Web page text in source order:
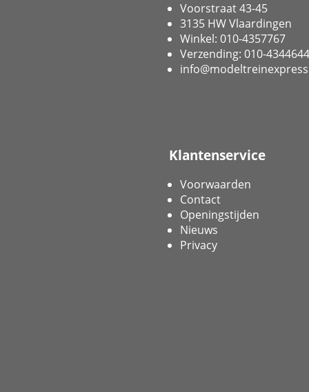
Voorstraat 43-45
3135 HW Vlaardingen
Winkel: 010-4357767
Verzending: 010-4344644
Klantenservice
Voorwaarden
Contact
Openingstijden
Nieuws
Privacy